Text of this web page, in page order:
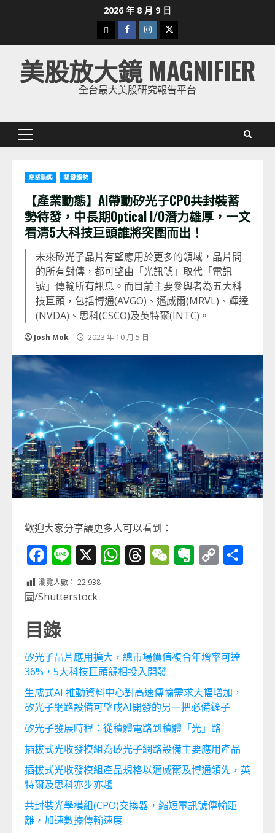
2026 年 8 月 9 日
下
載
美
股
Facebook
Instagram
Twitter
美股放大鏡 MAGNIFIER
全台最大美股研究報告平台
Primary
產業動態 關鍵趨勢
【產業動態】AI帶動矽光子CPO共封裝蓄
勢待發，中長期Optical I/O潛力雄厚，一文
看清5大科技巨頭誰將突圍而出！
未來矽光子晶片有望應用於更多的領域，晶片間
的所有對傳，都可望由「光訊號」取代「電訊
號」傳輸所有訊息。而目前主要參與者為五大科
技巨頭，包括博通(AVGO)、邁威爾(MRVL)、輝達
(NVDA)、思科(CSCO)及英特爾(INTC)。
Josh Mok 2023 年 10 月 5 日
歡迎大家分享讓更多人可以看到：
Facebook
Line
X WhatsApp
Threads
WeChat
Evernote
Copy
Link
瀏覽人數： 22,938
圖/Shutterstock
目錄
矽光子晶片應用擴大，總市場價值複合年增率可達
36%，5大科技巨頭競相投入開發
生成式AI 推動資料中心對高速傳輸需求大幅增加，
矽光子網路設備可望成AI開發的另一把必備鏟子
矽光子發展時程：從積體電路到積體「光」路
插拔式光收發模組為矽光子網路設備主要應用產品
插拔式光收發模組產品規格以邁威爾及博通領先，英
特爾及思科亦步亦趨
共封裝光學模組(CPO)交換器，縮短電訊號傳輸距
離，加速數據傳輸速度